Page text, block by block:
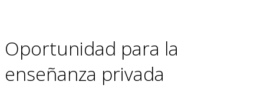
Oportunidad para la
enseñanza privada